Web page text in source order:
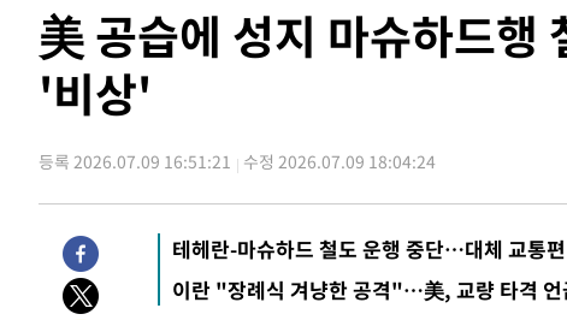
25.3%↑
-11301초 전 >[속보]'채상병 순직 책임' 임성근, 항소심도 징역 3년
-11167초 전 >[속보]종합특검, '관저이전 봐주기 감사' 유병호 구속기소
-7767초 전 >
-6211초 전 > "미 전국적 살모네라 식중독 원인은 멕시코산 할라피뇨"-- CDC
-4724초 전 >[속보]경찰·노동부, HL만도 평택사업장 끼임 사망 관련 압수
-4605초 전 >
[속보]합수본, '투표율 허위 입력' 중앙·서울·경기도 선관위
압수수색
-31857초 전 >
SK하이닉스, 용인·청주 팹에 54조 투자…"AI 메모리 수요
응"
-28713초 전 >
여자배구 이재영·이다영 자매, 아제르바이잔 투란VC 입단
美 공습에 성지 마슈하드
'비상'
등록 2026.07.09 16:51:21 수정 2026.07.09 18:04:24
테헤란-마슈하드 철도 운행 중단…대체 교통
이란 "장례식 겨냥한 공격"…美, 교량 타격 언